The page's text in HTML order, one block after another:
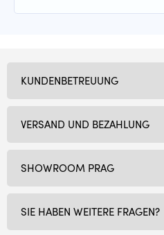
SHOWROOM PRAG
SIE HABEN WEITERE FRAGEN?
KUNDENBETREUUNG
VERSAND UND BEZAHLUNG